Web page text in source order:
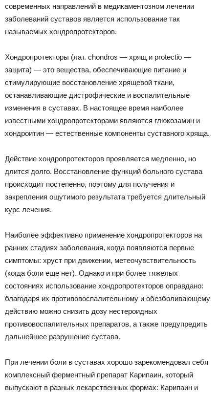
современных направлений в медикаментозном лечении
заболеваний суставов является использование так
называемых хондропротекторов.
Хондропротекторы (лат. сhondros — хрящ и protectio —
защита) — это вещества, обеспечивающие питание и
стимулирующие восстановление хрящевой ткани,
останавливающие дистрофические и воспалительные
изменения в суставах. В настоящее время наиболее
известными хондропротекторами являются глюкозамин и
хондроитин — естественные компоненты суставного хряща.
Действие хондропротекторов проявляется медленно, но
длится долго. Восстановление функций больного сустава
происходит постепенно, поэтому для получения и
закрепления ощутимого результата требуется длительный
курс лечения.
Наиболее эффективно применение хондропротекторов на
ранних стадиях заболевания, когда появляются первые
симптомы: хруст при движении, метеочувствительность
(когда боли еще нет). Однако и при более тяжелых
состояниях использование хондропротекторов оправдано:
благодаря их противовоспалительному и обезболивающему
действию можно снизить дозу нестероидных
противовоспалительных препаратов, а также предупредить
дальнейшее разрушение сустава.
При лечении боли в суставах хорошо зарекомендовал себя
комплексный ферментный препарат Карипаин, который
выпускают в разных лекарственных формах: Карипаин и